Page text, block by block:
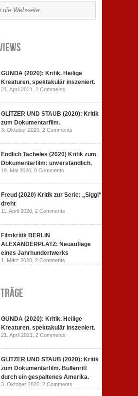
GUNDA (2020): Kritik. Heilige
Kreaturen, spektakulär inszeniert.
21. April 2021, 2 Comments
GLITZER UND STAUB (2020): Kritik
zum Dokumentarfilm.
3. Oktober 2020, 2 Comments
Endlich Tacheles (2020) Kritik zum
Dokumentarfilm: unverständlich,
19. Mai 2020, 0 Comments
Freud (2020) Kritik zur Serie: „Siggi“
dreht
11. April 2020, 2 Comments
Filmkritik BERLIN
ALEXANDERPLATZ: Neuauflage
eines Jahrhundertwerks
1. März 2020, 2 Comments
GUNDA (2020): Kritik. Heilige
Kreaturen, spektakulär inszeniert.
21. April 2021, 2 Comments
GLITZER UND STAUB (2020): Kritik
zum Dokumentarfilm. Bullenritt
durch ein gespaltenes Amerika.
3. Oktober 2020, 2 Comments